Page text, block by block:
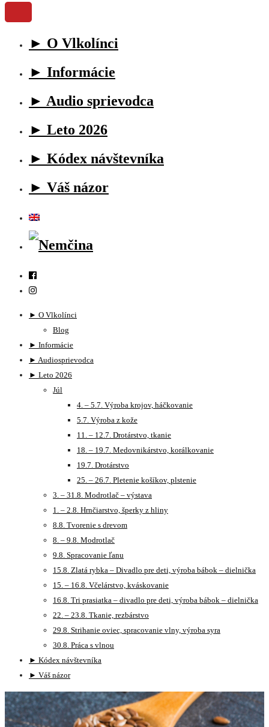
► O Vlkolínci
► Informácie
► Audio sprievodca
► Leto 2026
► Kódex návštevníka
► Váš názor
► O Vlkolínci
Blog
► Informácie
► Audiosprievodca
► Leto 2026
Júl
4. – 5.7. Výroba krojov, háčkovanie
5.7. Výroba z kože
11. – 12.7. Drotárstvo, tkanie
18. – 19.7. Medovnikárstvo, korálkovanie
19.7. Drotárstvo
25. – 26.7. Pletenie košíkov, plstenie
3. – 31.8. Modrotlač – výstava
1. – 2.8. Hrnčiarstvo, šperky z hliny
8.8. Tvorenie s drevom
8. – 9.8. Modrotlač
9.8. Spracovanie ľanu
15.8. Zlatá rybka – Divadlo pre deti, výroba bábok – dielnička
15. – 16.8. Včelárstvo, kváskovanie
16.8. Tri prasiatka – divadlo pre deti, výroba bábok – dielnička
22. – 23.8. Tkanie, rezbárstvo
29.8. Strihanie oviec, spracovanie vlny, výroba syra
30.8. Práca s vlnou
► Kódex návštevníka
► Váš názor